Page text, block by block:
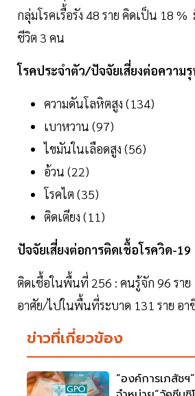
กลุ่มโรคเรื้อรัง 48 ราย คิดเป็น 18
ชีวิต 3 คน
โรคประจำตัว/ปัจจัยเสี่ยงต่อความ
ความดันโลหิตสูง (134)
เบาหวาน (97)
ไขมันในเลือดสูง (56)
อ้วน (22)
โรคไต (35)
ติดเตียง (11)
ปัจจัยเสี่ยงต่อการติดเชื้อโรควิด-19
ติดเชื้อในพื้นที่ 256 : คนรู้จัก 96 ราย
อาศัย/ไปในพื้นที่ระบาด 131 ราย อา
ข่าวที่เกี่ยวข้อง
“องค์การเภสัช